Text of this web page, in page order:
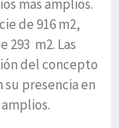
más amplios.
de 916 m2,
293 m2. Las
del concepto
presencia en